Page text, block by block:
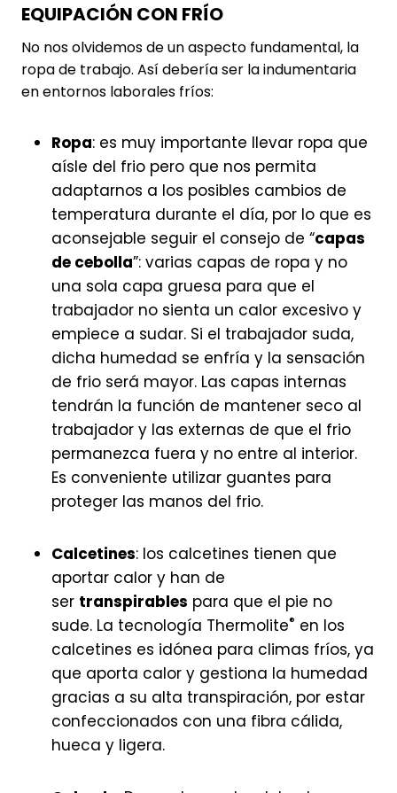
EQUIPACIÓN CON FRÍO
No nos olvidemos de un aspecto fundamental, la
ropa de trabajo. Así debería ser la indumentaria
en entornos laborales fríos:
Ropa: es muy importante llevar ropa que
aísle del frio pero que nos permita
adaptarnos a los posibles cambios de
temperatura durante el día, por lo que es
aconsejable seguir el consejo de “capas
de cebolla”: varias capas de ropa y no
una sola capa gruesa para que el
trabajador no sienta un calor excesivo y
empiece a sudar. Si el trabajador suda,
dicha humedad se enfría y la sensación
de frio será mayor. Las capas internas
tendrán la función de mantener seco al
trabajador y las externas de que el frio
permanezca fuera y no entre al interior.
Es conveniente utilizar guantes para
proteger las manos del frio.
Calcetines: los calcetines tienen que
aportar calor y han de
ser transpirables para que el pie no
sude. La tecnología Thermolite® en los
calcetines es idónea para climas fríos, ya
que aporta calor y gestiona la humedad
gracias a su alta transpiración, por estar
confeccionados con una fibra cálida,
hueca y ligera.